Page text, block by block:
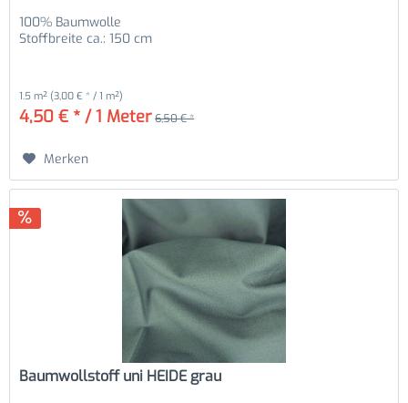
100% Baumwolle
Stoffbreite ca.: 150 cm
1.5 m² (3,00 € * / 1 m²)
4,50 € * / 1 Meter 6,50 € *
Merken
Baumwollstoff uni HEIDE grau